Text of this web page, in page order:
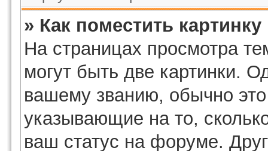
» Как поместить
На страницах просмотра
могут быть две картинки.
вашему званию, обычно это
указывающие на то,
ваш статус на форуме.